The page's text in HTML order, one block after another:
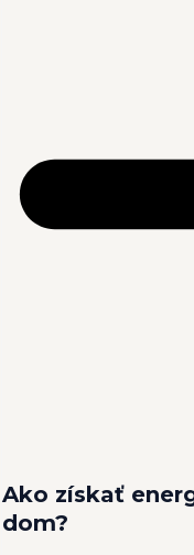
Ako získať
dom?